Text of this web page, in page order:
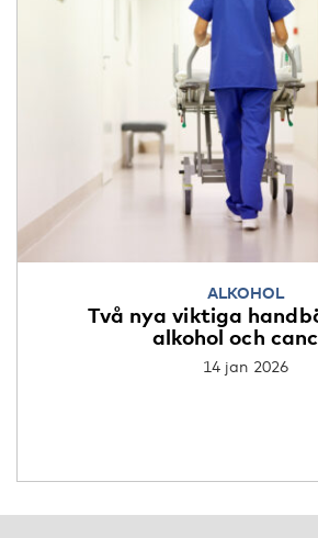
ALKOHOL
Två nya viktiga
alkohol och
14 jan 2026